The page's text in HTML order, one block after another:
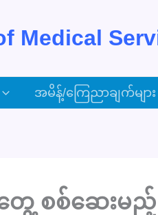
Medical
အမိန့်/ကြေညာချက်များ
တွေ့ စစ်ဆေးမ